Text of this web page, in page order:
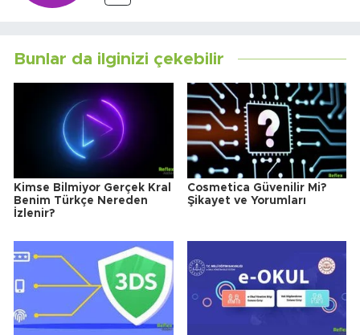
Bunlar da ilginizi çekebilir
Kimse Bilmiyor Gerçek Kral
Benim Türkçe Nereden
İzlenir?
Cosmetica Güvenilir Mi?
Şikayet ve Yorumları